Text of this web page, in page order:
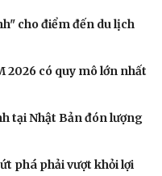
trí
Long hấp dẫn